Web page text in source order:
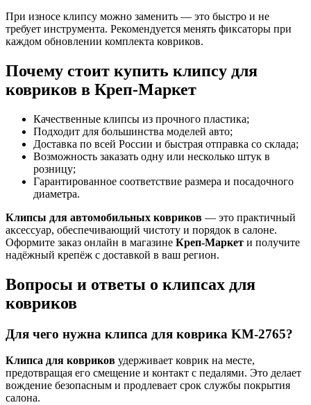
При износе клипсу можно заменить — это быстро и не
требует инструмента. Рекомендуется менять фиксаторы при
каждом обновлении комплекта ковриков.
Почему стоит купить клипсу для
ковриков в Креп-Маркет
Качественные клипсы из прочного пластика;
Подходит для большинства моделей авто;
Доставка по всей России и быстрая отправка со склада;
Возможность заказать одну или несколько штук в
розницу;
Гарантированное соответствие размера и посадочного
диаметра.
Клипсы для автомобильных ковриков — это практичный
аксессуар, обеспечивающий чистоту и порядок в салоне.
Оформите заказ онлайн в магазине Креп-Маркет и получите
надёжный крепёж с доставкой в ваш регион.
Вопросы и ответы о клипсах для
ковриков
Для чего нужна клипса для коврика KM-2765?
Клипса для ковриков удерживает коврик на месте,
предотвращая его смещение и контакт с педалями. Это делает
вождение безопасным и продлевает срок службы покрытия
салона.